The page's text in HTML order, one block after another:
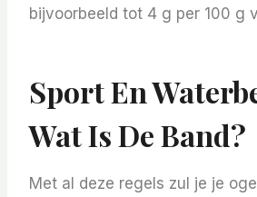
bijvoorbeeld tot 4 g per 100 g
Sport En
Wat Is De Band?
Met al deze regels zul je je